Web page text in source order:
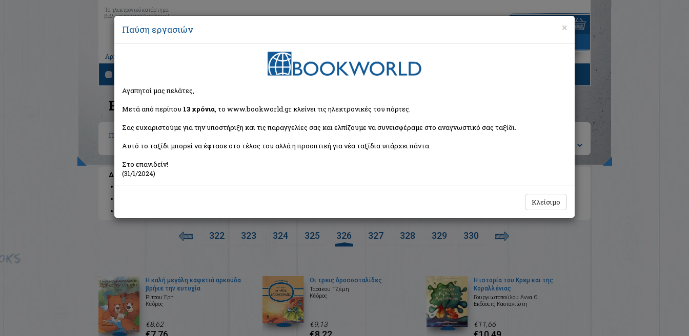
Το ηλεκτρονικό κατάστημα
βιβλίων που αναζητούσατε!
Αρχική
είναι άδειο
Βιβλία στην κατηγορία
Παιδικά - Εφηβικά Ταξινόμηση ανά:
Διαθέσιμες υποκατηγορίες
Παραμύθια
Προσχολικής Ηλικίας Παιδική και Εφηβική Λογοτεχνία Εορταστικά - Επετειακά Δραστηριότητες - Χειροτεχνίες
Ημερολόγια - Λευκώματα
Παιδική Λογοτεχνία Θεωρία και Δοκίμια
322 323 324 325 326 327 328 329 330
Η καλή μεγάλη καφετιά αρκούδα
βρήκε την ευτυχία
Ρίτσου Έρη
Κέδρος
€8,62
Οι τρεις δροσοσταλίδες
Τασάκου Τζέμη
Κέδρος
€9,13
Η ιστορία του Κρεμ και της
Κοραλλένιας
Γουργιωτοπούλου Άννα Θ.
Εκδόσεις Καστανιώτη
€11,66
×
Παύση εργασιών
Αγαπητοί μας πελάτες,
Μετά από περίπου 13 χρόνια, το www.bookworld.gr κλείνει τις ηλεκτρονικές του πόρτες.
Σας ευχαριστούμε για την υποστήριξη και τις παραγγελίες σας και ελπίζουμε να συνεισφέραμε στο αναγνωστικό σας ταξίδι.
Αυτό το ταξίδι μπορεί να έφτασε στο τέλος του αλλά η προοπτική για νέα ταξίδια υπάρχει πάντα.
Στο επανιδείν!
(31/1/2024)
Κλείσιμο